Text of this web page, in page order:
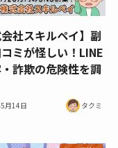
会社スキルペイ】副
ミが怪しい！LINE
詐欺の危険性を調
月14日 タクミ